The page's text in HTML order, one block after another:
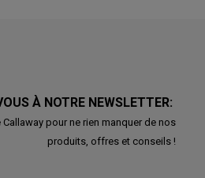
À NOTRE NEWSLETTER:
pour ne rien manquer de nos
produits, offres et conseils !